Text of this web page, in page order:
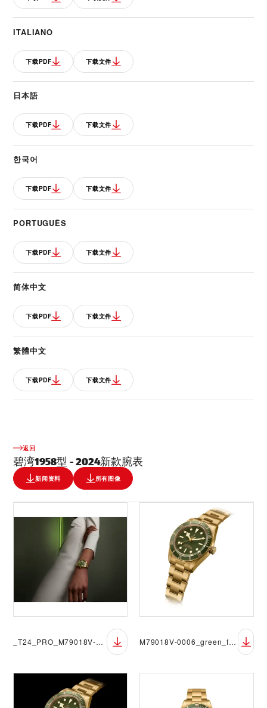
ITALIANO
下载PDF 下载文件
日本語
下载PDF 下载文件
한국어
下载PDF 下载文件
PORTUGUÊS
下载PDF 下载文件
简体中文
下载PDF 下载文件
繁體中文
下载PDF 下载文件
返回
碧湾1958型 - 2024新款腕表
新闻资料 所有图像
_T24_PRO_M79018V-0006_102 M79018V-0006_green_full_single_DET_sRGB